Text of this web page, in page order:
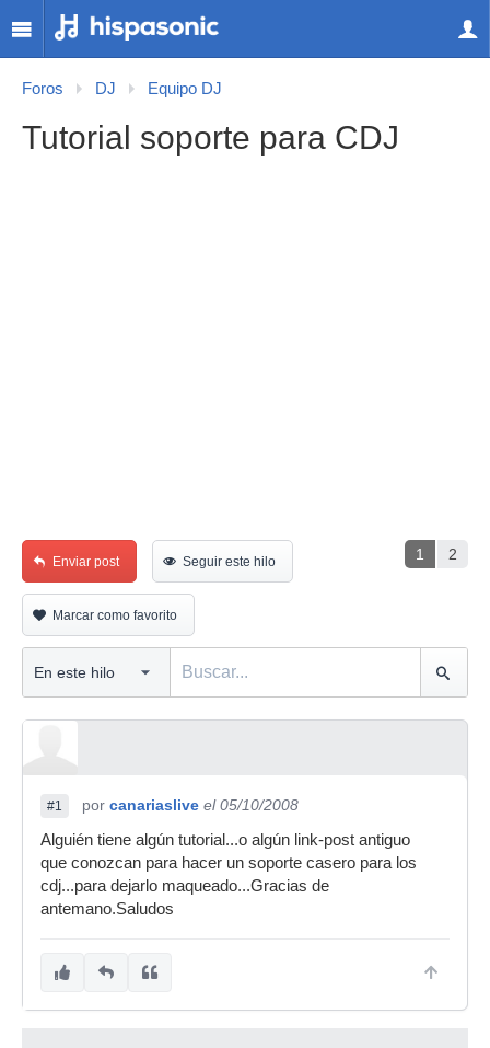
Foros DJ Equipo DJ
Tutorial soporte para CDJ
1 2
Enviar post Seguir este hilo
Marcar como favorito
#1 por canariaslive el 05/10/2008
Alguién tiene algún tutorial...o algún link-post antiguo
que conozcan para hacer un soporte casero para los
cdj...para dejarlo maqueado...Gracias de
antemano.Saludos